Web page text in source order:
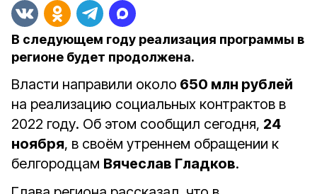
В следующем году реализация программы в
регионе будет продолжена.
Власти направили около 650 млн рублей
на реализацию социальных контрактов в
2022 году. Об этом сообщил сегодня, 24
ноября, в своём утреннем обращении к
белгородцам Вячеслав Гладков.